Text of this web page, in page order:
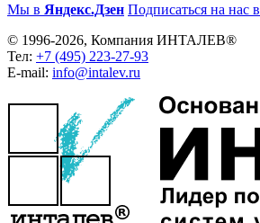
Мы в Яндекс.Дзен Подписаться на нас в
© 1996-2026, Компания ИНТАЛЕВ®
Тел: +7 (495) 223-27-93
E-mail: info@intalev.ru